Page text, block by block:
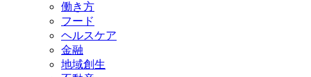
働き方
フード
ヘルスケア
金融
地域創生